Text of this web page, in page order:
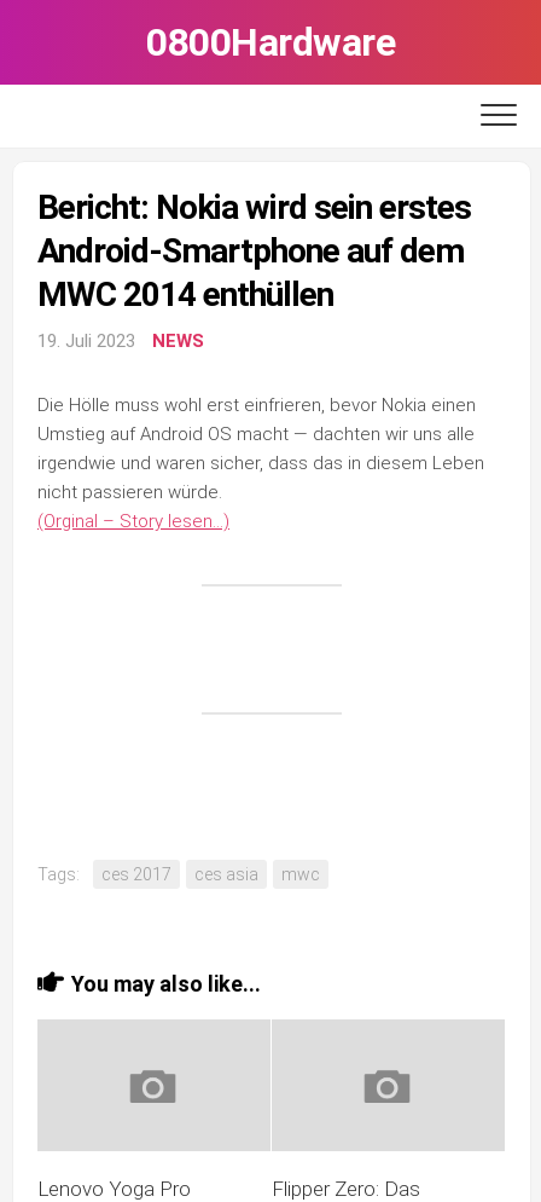
0800Hardware
Bericht: Nokia wird sein erstes
Android-Smartphone auf dem
MWC 2014 enthüllen
19. Juli 2023 NEWS
Die Hölle muss wohl erst einfrieren, bevor Nokia einen
Umstieg auf Android OS macht — dachten wir uns alle
irgendwie und waren sicher, dass das in diesem Leben
nicht passieren würde.
(Orginal – Story lesen…)
Tags: ces 2017 ces asia mwc
You may also like...
Lenovo Yoga Pro
Flipper Zero: Das